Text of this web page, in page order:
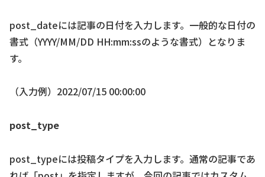
post_dateには記事の日付を入力します。一般的な日付の
書式（YYYY/MM/DD HH:mm:ssのような書式）となりま
す。
（入力例）2022/07/15 00:00:00
post_type
post_typeには投稿タイプを入力します。通常の記事であ